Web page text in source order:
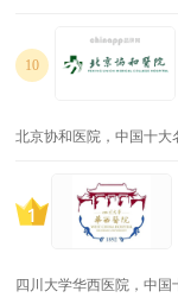
中成药产品，涵盖男科
10
北京协和医院，中国十大
学、科研于一体的大型三
四川大学华西医院，中国